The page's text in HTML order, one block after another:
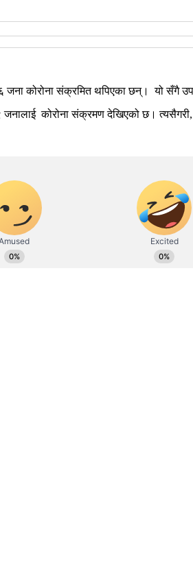
जना कोरोना संक्रमित थपिएका छन्। यो सँगै
कोरोना संक्रमण देखिएको छ।